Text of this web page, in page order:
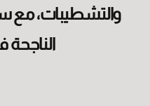
والتشطيبات، مع
الناجحة